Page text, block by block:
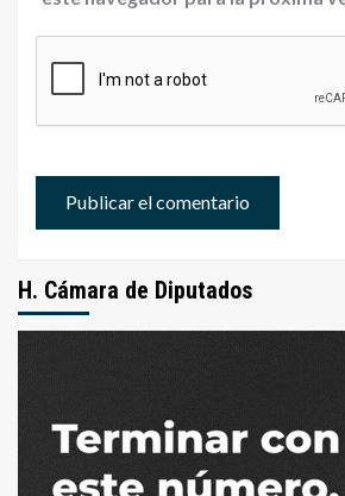
H. Cámara de Diputados